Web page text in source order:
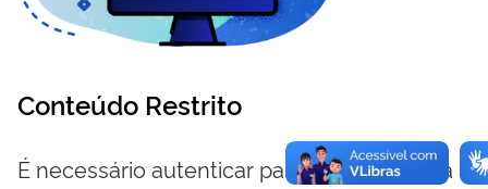
Conteúdo Restrito
É necessário autenticar para visualizar essa